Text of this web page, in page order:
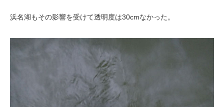
浜名湖もその影響を受けて透明度は30cmなかった。